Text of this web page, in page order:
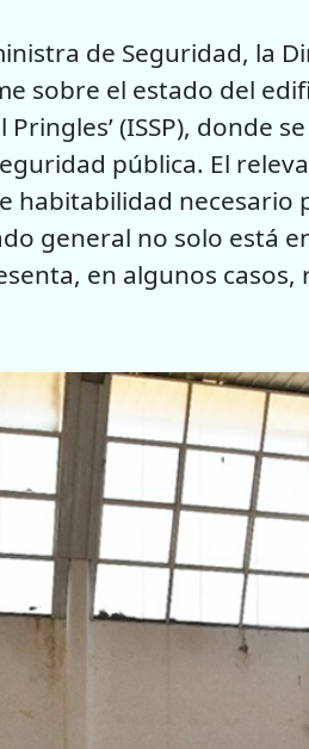
de Seguridad, la
sobre el estado del
Pringles’ (ISSP), donde
pública. El
habitabilidad necesario
general no solo está
en algunos casos,